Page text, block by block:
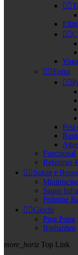
 
 
 Forza
 
Pesi
Functional
Reformer-
 Salute e
Saune
Poltrone
 Giochi
Ping Pong
Bigliardini
more_horiz Top Link